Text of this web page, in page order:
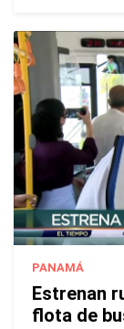
PANAMÁ
Estrenan
flota de